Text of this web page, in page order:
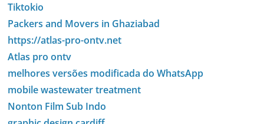
Tiktokio
Packers and Movers in Ghaziabad
https://atlas-pro-ontv.net
Atlas pro ontv
melhores versões modificada do WhatsApp
mobile wastewater treatment
Nonton Film Sub Indo